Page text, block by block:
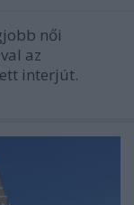
női
az
interjút.